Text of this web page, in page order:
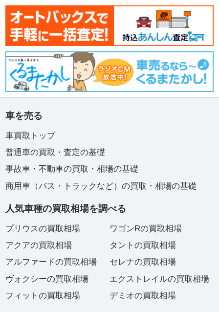
車を売る
車買取トップ
普通車の買取・査定の基礎
事故車・不動車の買取・相場の基礎
商用車（バス・トラックなど）の買取・相場の基礎
人気車種の買取相場を調べる
プリウスの買取相場
アクアの買取相場
アルファードの買取相場
ヴォクシーの買取相場
フィットの買取相場
ワゴンRの買取相場
タントの買取相場
セレナの買取相場
エクストレイルの買取相場
デミオの買取相場